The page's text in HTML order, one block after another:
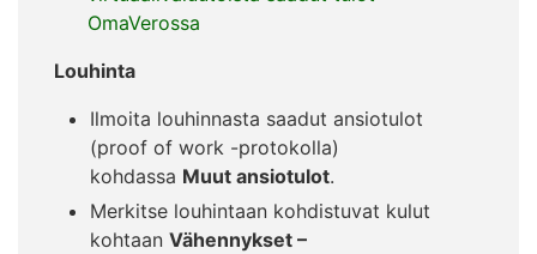
OmaVerossa
Louhinta
Ilmoita louhinnasta saadut ansiotulot
(proof of work -protokolla)
kohdassa Muut ansiotulot.
Merkitse louhintaan kohdistuvat kulut
kohtaan Vähennykset –